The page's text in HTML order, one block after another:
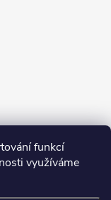
funkcí
využíváme